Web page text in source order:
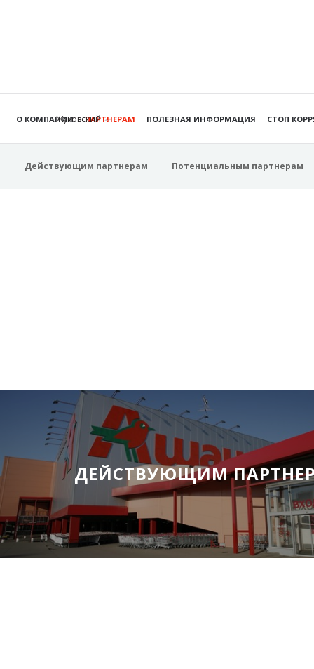
Жуковский
О КОМПАНИИ ПАРТНЕРАМ ПОЛЕЗНАЯ ИНФОРМАЦИЯ СТОП
Действующим партнерам Потенциальным партнерам
ДЕЙСТВУЮЩИМ